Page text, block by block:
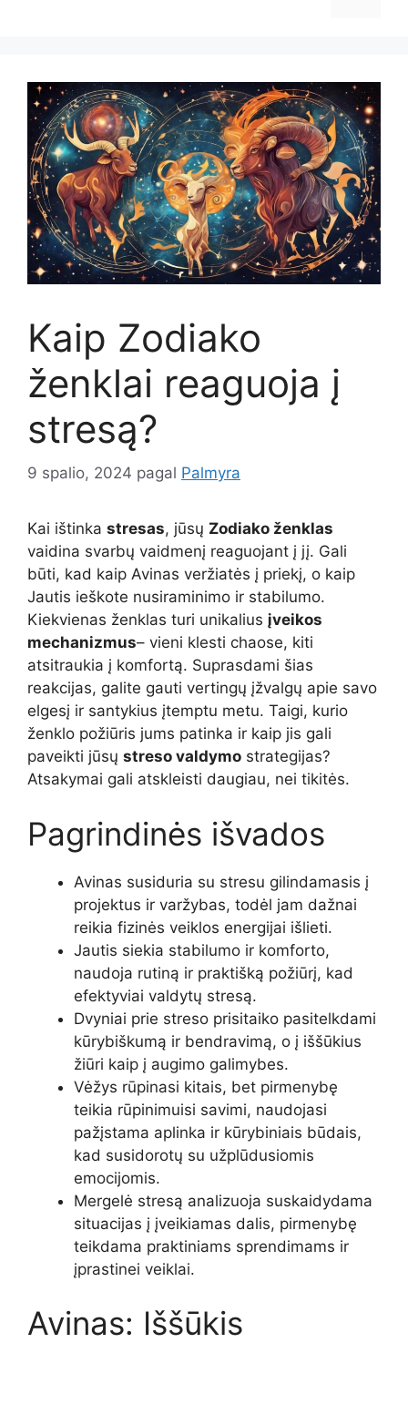
Kaip Zodiako
ženklai reaguoja į
stresą?
9 spalio, 2024 pagal Palmyra
Kai ištinka stresas, jūsų Zodiako ženklas
vaidina svarbų vaidmenį reaguojant į jį. Gali
būti, kad kaip Avinas veržiatės į priekį, o kaip
Jautis ieškote nusiraminimo ir stabilumo.
Kiekvienas ženklas turi unikalius įveikos
mechanizmus– vieni klesti chaose, kiti
atsitraukia į komfortą. Suprasdami šias
reakcijas, galite gauti vertingų įžvalgų apie savo
elgesį ir santykius įtemptu metu. Taigi, kurio
ženklo požiūris jums patinka ir kaip jis gali
paveikti jūsų streso valdymo strategijas?
Atsakymai gali atskleisti daugiau, nei tikitės.
Pagrindinės išvados
Avinas susiduria su stresu gilindamasis į
projektus ir varžybas, todėl jam dažnai
reikia fizinės veiklos energijai išlieti.
Jautis siekia stabilumo ir komforto,
naudoja rutiną ir praktišką požiūrį, kad
efektyviai valdytų stresą.
Dvyniai prie streso prisitaiko pasitelkdami
kūrybiškumą ir bendravimą, o į iššūkius
žiūri kaip į augimo galimybes.
Vėžys rūpinasi kitais, bet pirmenybę
teikia rūpinimuisi savimi, naudojasi
pažįstama aplinka ir kūrybiniais būdais,
kad susidorotų su užplūdusiomis
emocijomis.
Mergelė stresą analizuoja suskaidydama
situacijas į įveikiamas dalis, pirmenybę
teikdama praktiniams sprendimams ir
įprastinei veiklai.
Avinas: Iššūkis